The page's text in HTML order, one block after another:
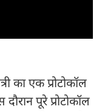
का एक प्रोटोकॉल
पूरे प्रोटोकॉल